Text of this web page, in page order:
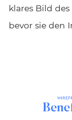
klares Bild
bevor sie den